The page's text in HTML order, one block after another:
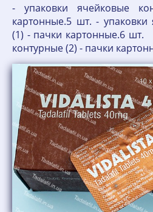
- упаковки ячейковые
картонные.5 шт. -
(1) - пачки картонные.6 шт.
контурные (2) - пачки